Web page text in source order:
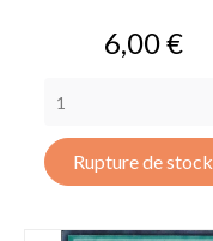
Prix
6,00 €
Rupture de stock